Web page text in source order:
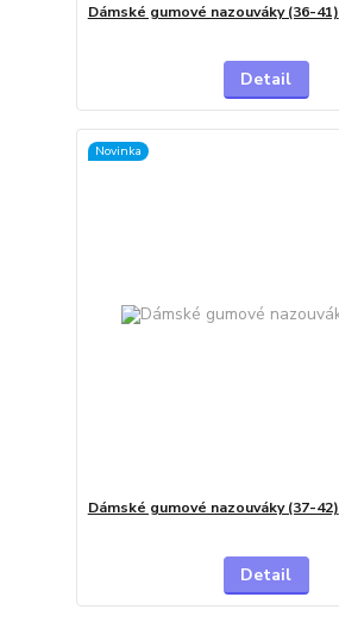
Dámské gumové nazouváky (36-41)
Detail
Novinka
Dámské gumové nazouváky (37-42)
Detail